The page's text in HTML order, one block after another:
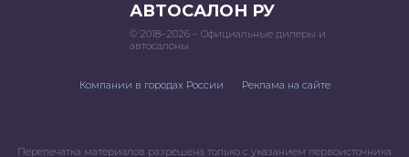
АВТОСАЛОН РУ
© 2018–2026 – Официальные дилеры и
автосалоны
Компании в городах России Реклама на сайте
Перепечатка материалов разрешена только с указанием первоисточника